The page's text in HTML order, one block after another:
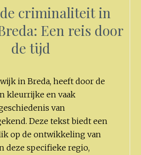
criminaliteit in
Een reis door
de tijd
in Breda, heeft door de
kleurrijke en vaak
van
Deze tekst biedt een
op de ontwikkeling van
deze specifieke regio,